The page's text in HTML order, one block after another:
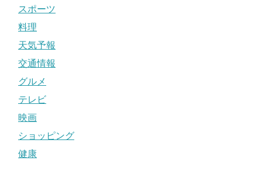
スポーツ
料理
天気予報
交通情報
グルメ
テレビ
映画
ショッピング
健康